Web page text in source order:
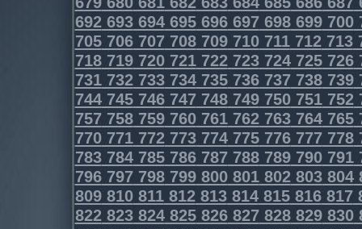
692693694695696697698699700
705706707708709710711712713
718719720721722723724725726
731732733734735736737738739
744745746747748749750751752
757758759760761762763764765
770771772773774775776777778
783784785786787788789790791
796797798799800801802803804
809810811812813814815816817
822823824825826827828829830